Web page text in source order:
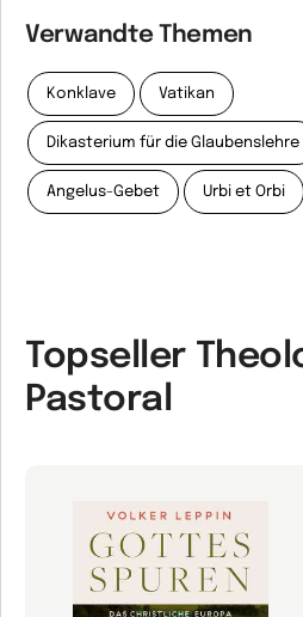
Verwandte Themen
Konklave Vatikan
Dikasterium für die Glaubenslehre
Angelus-Gebet Urbi et Orbi
Topseller
Pastoral